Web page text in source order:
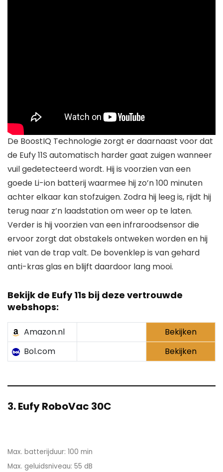
De BoostIQ Technologie zorgt er daarnaast voor dat
de Eufy 11S automatisch harder gaat zuigen wanneer
vuil gedetecteerd wordt. Hij is voorzien van een
goede Li-ion batterij waarmee hij zo’n 100 minuten
achter elkaar kan stofzuigen. Zodra hij leeg is, rijdt hij
terug naar z’n laadstation om weer op te laten.
Verder is hij voorzien van een infraroodsensor die
ervoor zorgt dat obstakels ontweken worden en hij
niet van de trap valt. De bovenklep is van gehard
anti-kras glas en blijft daardoor lang mooi.
Bekijk de Eufy 11s bij deze vertrouwde
webshops:
Amazon.nl
Bekijken
Bol.com
Bekijken
3. Eufy RoboVac 30C
Max. batterijduur: 100 min
Max. geluidsniveau: 55 dB